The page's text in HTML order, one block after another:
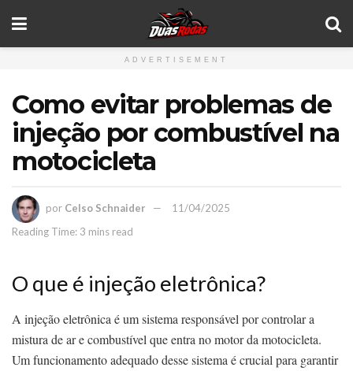
ADVERTISEMENT
Como evitar problemas de
injeção por combustível na
motocicleta
por Celso Schnaider
11/04/2025
Reading Time: 3 mins read
O que é injeção eletrônica?
A injeção eletrônica é um sistema responsável por controlar a
mistura de ar e combustível que entra no motor da motocicleta.
Um funcionamento adequado desse sistema é crucial para garantir